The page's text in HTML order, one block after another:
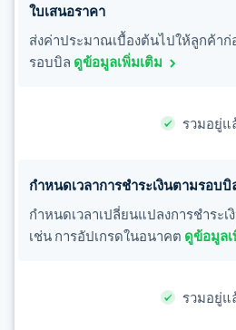
ใบเสนอราคา
ส่งค่าประมาณเบื้องต้นไปให้ลูกค้าก่
รอบบิล ดูข้อมูลเพิ่มเติม
รวมอยู่แ
กำหนดเวลาการชำระเงินตามรอบ
กำหนดเวลาเปลี่ยนแปลงการชำระ
เช่น การอัปเกรดในอนาคต ดูข้อมูล
รวมอยู่แ
โครเอเชีย
EnglishItaliano
จีนแผ่นดินใหญ่
简体中文 English
English
ไทยEnglish
นอร์เวย์